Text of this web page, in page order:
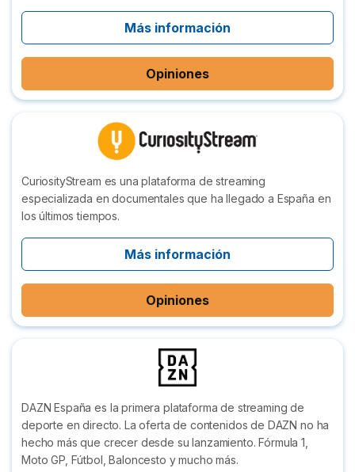
Más información
Opiniones
CuriosityStream es una plataforma de streaming
especializada en documentales que ha llegado a España en
los últimos tiempos.
Más información
Opiniones
DAZN España es la primera plataforma de streaming de
deporte en directo. La oferta de contenidos de DAZN no ha
hecho más que crecer desde su lanzamiento. Fórmula 1,
Moto GP, Fútbol, Baloncesto y mucho más.